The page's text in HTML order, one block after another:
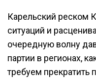
Карельский реском
ситуаций и
очередную волну
партии в регионах,
требуем прекратить